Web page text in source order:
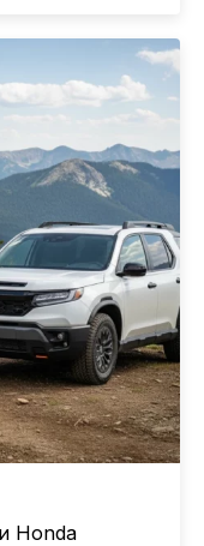
Honda